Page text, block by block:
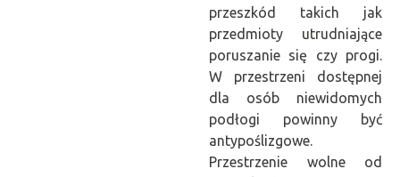
przeszkód takich jak
przedmioty utrudniające
poruszanie się czy progi.
W przestrzeni dostępnej
dla osób niewidomych
podłogi powinny być
antypoślizgowe.
Przestrzenie wolne od